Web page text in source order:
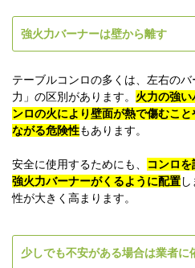
強火力バーナーは壁から離す
テーブルコンロの多くは、左右の
力」の区別があります。 火力の強
ンロの火により壁面が熱で傷むこ
ながる危険性もあります。
安全に使用するためにも、
コンロ
強火力バーナーがくるように配置
性が大きく高まります。
少しでも不安がある場合は業者に